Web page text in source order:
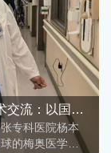
交流：以国际
静脉曲张诊疗
专科医院杨本
的梅奥医学中